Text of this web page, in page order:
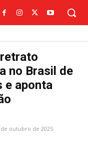
no Brasil de
e aponta
outubro de 2025